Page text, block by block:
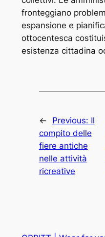
fronteggiano
espansione e
ottocentesca
esistenza cittadina
← Previous: Il
compito delle
fiere antiche
nelle attività
ricreative